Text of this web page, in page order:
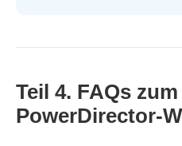
Teil 4. FAQs